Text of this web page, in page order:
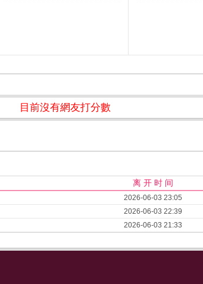
目前沒有網友打分數
离 开 时 间
2026-06-03 23:05
2026-06-03 22:39
2026-06-03 21:33